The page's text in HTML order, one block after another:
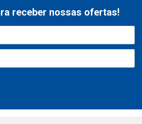
receber nossas ofertas!